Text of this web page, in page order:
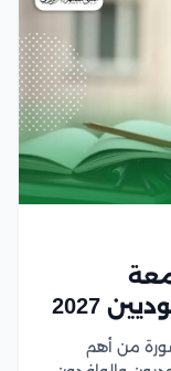
2027
من أهم